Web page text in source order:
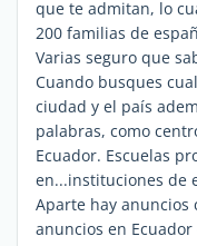
que te admitan, lo
200 familias de
Varias seguro que
Cuando busques
ciudad y el país
palabras, como
Ecuador. Escuelas
en...instituciones de
Aparte hay anuncios
anuncios en